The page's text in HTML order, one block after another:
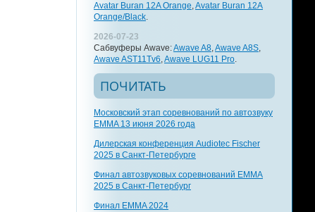
Avatar Buran 12A Orange,Avatar Buran 12A
Orange/Black.
2026-07-23
Сабвуферы Awave:Awave A8,Awave A8S,
Awave AST11Tv6,Awave LUG11 Pro.
ПОЧИТАТЬ
Московский этап соревнований по автозвуку
EMMA 13 июня 2026 года
Дилерская конференция Audiotec Fischer
2025 в Санкт-Петербурге
Финал автозвуковых соревнований EMMA
2025 в Санкт-Петербург
Финал EMMA 2024